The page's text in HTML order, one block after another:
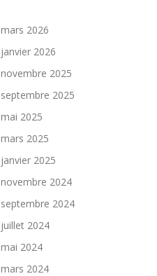
mars 2026
janvier 2026
novembre 2025
septembre 2025
mai 2025
mars 2025
janvier 2025
novembre 2024
septembre 2024
juillet 2024
mai 2024
mars 2024